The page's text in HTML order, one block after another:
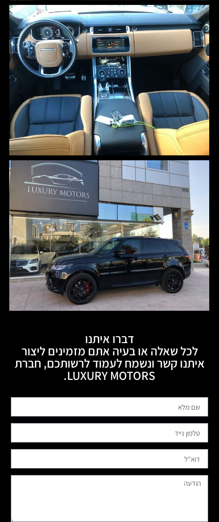
דברו איתנו
לכל שאלה או בעיה אתם מזמינים ליצור
איתנו קשר ונשמח לעמוד לרשותכם, חברת
LUXURY MOTORS.